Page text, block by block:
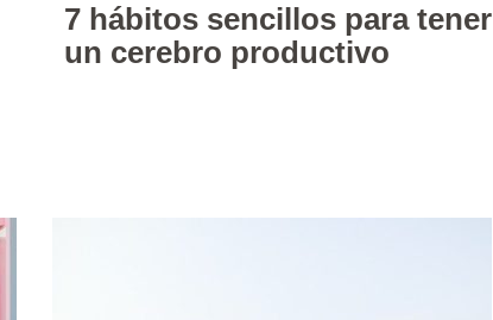
7 hábitos sencillos para tener
un cerebro productivo